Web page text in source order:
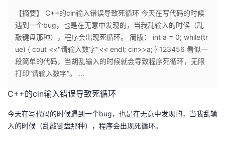
个
人
主
页
我
的
开
【摘要】 C++的cin输入错误导致死循环 今天在写代码的时候
遇到一个bug，也是在无意中发现的，当我乱输入的时候（乱
敲键盘那种），程序会出现死循环。 简版： int a = 0; while(tr
ue) { cout <<"请输入数字"<< endl; cin>>a; } 123456 看似一
段简单的代码，当胡乱输入的时候就会导致程序死循环，无限
打印“请输入数字”。 ...
C++的cin输入错误导致死循环
今天在写代码的时候遇到一个bug，也是在无意中发现的，当我乱输
入的时候（乱敲键盘那种），程序会出现死循环。